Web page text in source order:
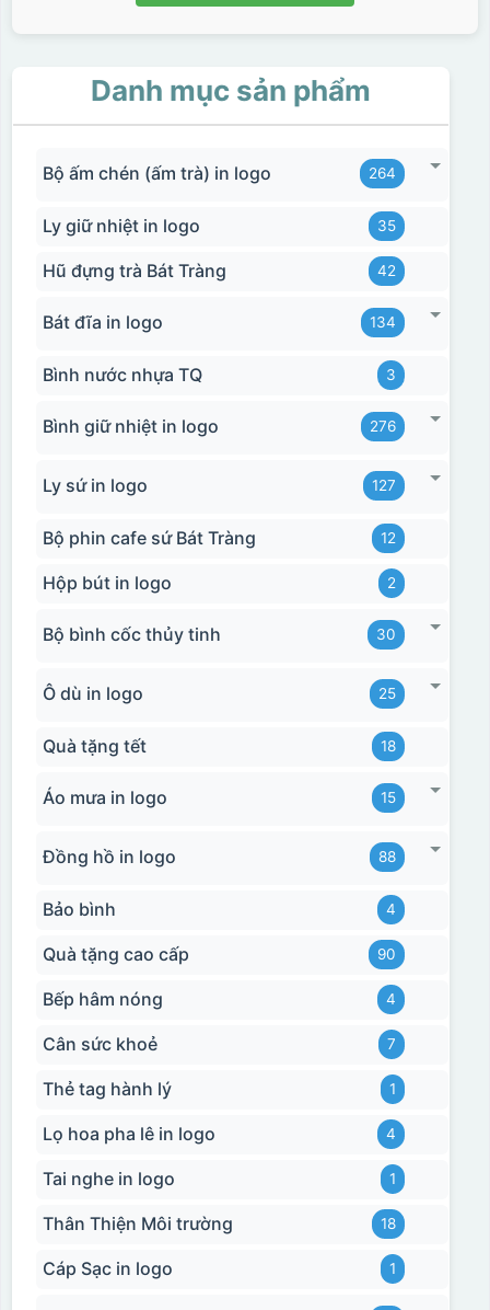
Hộp xi 2 cốc
Hộp xi biểu trưng
Danh mục sản phẩm
Bộ ấm chén (ấm trà) in logo 264
Ly giữ nhiệt in logo 35
Hũ đựng trà Bát Tràng 42
Bát đĩa in logo 134
Bình nước nhựa TQ 3
Bình giữ nhiệt in logo 276
Ly sứ in logo 127
Bộ phin cafe sứ Bát Tràng 12
Hộp bút in logo 2
Bộ bình cốc thủy tinh 30
Ô dù in logo 25
Quà tặng tết 18
Áo mưa in logo 15
Đồng hồ in logo 88
Bảo bình 4
Quà tặng cao cấp 90
Bếp hâm nóng 4
Cân sức khoẻ 7
Thẻ tag hành lý 1
Lọ hoa pha lê in logo 4
Tai nghe in logo 1
Thân Thiện Môi trường 18
Cáp Sạc in logo 1